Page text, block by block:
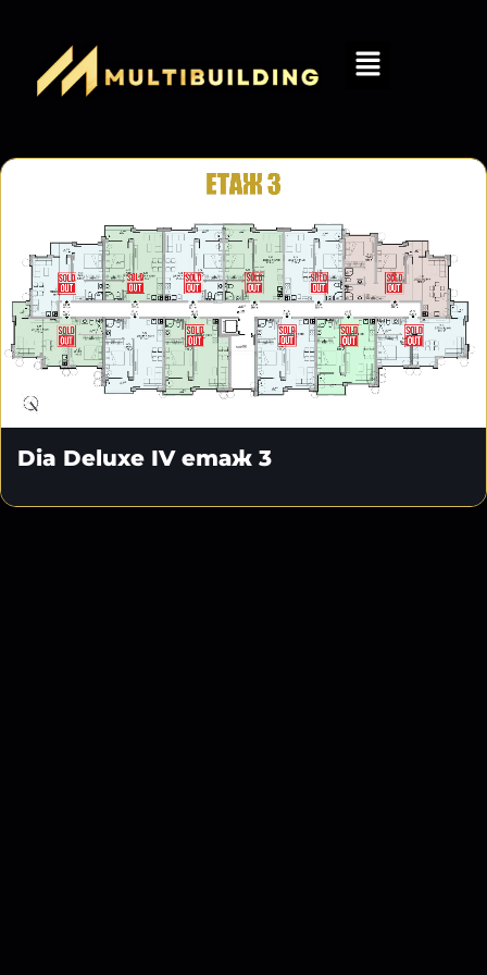
Dia Deluxe IV етаж 3